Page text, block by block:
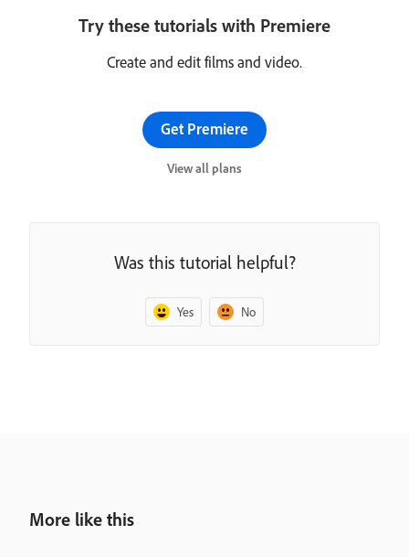
Try these tutorials with Premiere
Create and edit films and video.
Get Premiere
View all plans
Was this tutorial helpful?
Yes No
More like this